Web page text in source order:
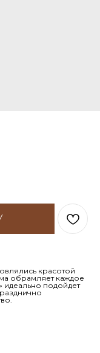
красотой
обрамляет каждое
идеально подойдет